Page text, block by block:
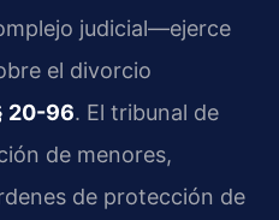
judicial—ejerce
el divorcio
20-96. El tribunal de
de menores,
de protección de